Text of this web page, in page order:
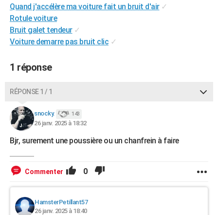
CARTE DE VOEUX
Carte de Noël
Carte Bonne année
Carte Saint-Valentin
Carte Pâques
Carte d'anniversaire
DICTIONNAIRE
Dictionnaire
Biographies
Citations
Expressions
Proverbes
PROGRAMME TV
COPAINS D'AVANT
AVIS DE DÉCÈS
FORUM
Bricolage
Lifestyle
Culture
Sport
Auto
Television
Voyage
Cinema
Quand j'accélère ma voiture fait un bruit d'air ✓
Rotule voiture
Bruit galet tendeur ✓
Voiture demarre pas bruit clic ✓
1 réponse
RÉPONSE 1 / 1
snocky. 143
26 janv. 2025 à 18:32
Bjr, surement une poussière ou un chanfrein à faire
Commenter 0
HamsterPetillant57
26 janv. 2025 à 18:40